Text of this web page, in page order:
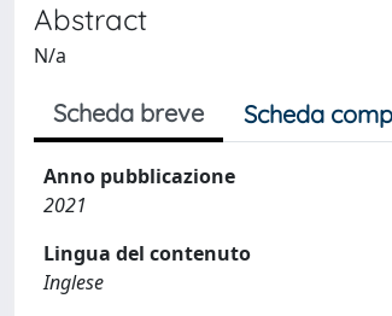
Abstract
N/a
Scheda breve Scheda
Anno pubblicazione
2021
Lingua del contenuto
Inglese